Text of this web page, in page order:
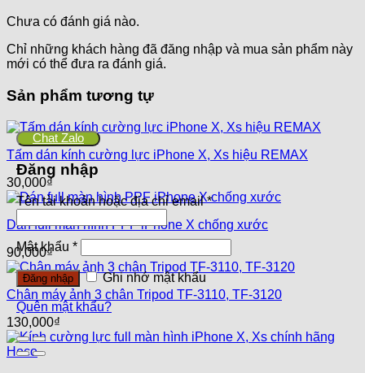
Chưa có đánh giá nào.
Chỉ những khách hàng đã đăng nhập và mua sản phẩm này
mới có thể đưa ra đánh giá.
Sản phẩm tương tự
Tấm dán kính cường lực iPhone X, Xs hiệu REMAX
30,000₫
Dán full màn hình PPF iPhone X chống xước
90,000₫
Chân máy ảnh 3 chân Tripod TF-3110, TF-3120
130,000₫
Chat Zalo
Đăng nhập
Tên tài khoản hoặc địa chỉ email*
Mật khẩu *
Đăng nhập Ghi nhớ mật khẩu
Quên mật khẩu?